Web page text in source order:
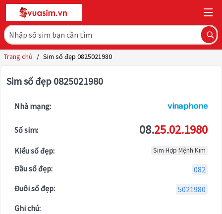
Trang chủ / Sim số đẹp 0825021980
Sim số đẹp 0825021980
Nhà mạng:
Số sim: 08.25.02.1980
Kiểu số đẹp: Sim Hợp Mệnh Kim
Đầu số đẹp:
082
Đuôi số đẹp:
5021980
Ghi chú: